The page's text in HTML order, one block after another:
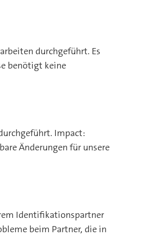
durchgeführt. Es
benötigt keine
Impact:
Änderungen für unsere
Identifikationspartner
beim Partner, die in